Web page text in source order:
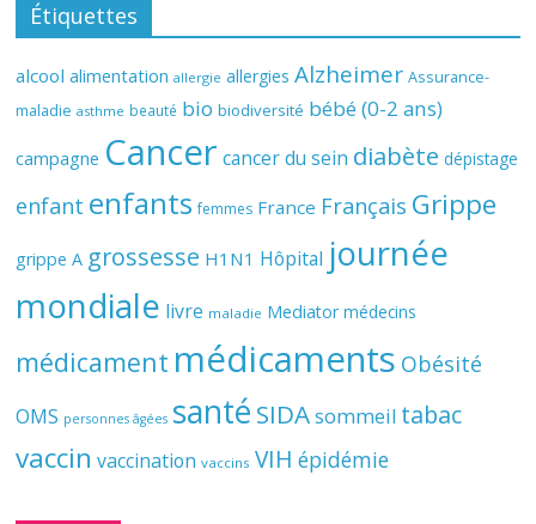
Étiquettes
alcool alimentation allergie allergies Alzheimer Assurance-
maladie asthme beauté bio biodiversité bébé (0-2 ans)
campagne Cancer cancer du sein diabète dépistage
enfant enfants femmes France Français Grippe
grippe A grossesse H1N1 Hôpital journée
mondiale livre maladie Mediator médecins
médicament médicaments Obésité
OMS personnes âgées santé SIDAsommeil tabac
vaccin vaccination vaccins VIH épidémie